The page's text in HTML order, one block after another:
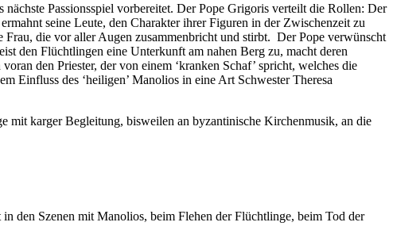
Passionsspiel vorbereitet. Der Pope Grigoris verteilt die Rollen: Der
seine Leute, den Charakter ihrer Figuren in der Zwischenzeit zu
die vor aller Augen zusammenbricht und stirbt. Der Pope verwünscht
den Flüchtlingen eine Unterkunft am nahen Berg zu, macht deren
den Priester, der von einem ‘kranken Schaf’ spricht, welches die
Einfluss des ‘heiligen’ Manolios in eine Art Schwester Theresa
mit karger Begleitung, bisweilen an byzantinische Kirchenmusik, an die
den Szenen mit Manolios, beim Flehen der Flüchtlinge, beim Tod der